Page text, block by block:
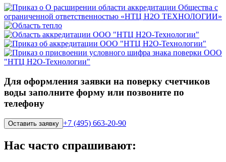
Для оформления заявки на поверку счетчиков
воды заполните форму или позвоните по
телефону
Оставить заявку +7 (495) 663-20-90
Нас часто спрашивают: